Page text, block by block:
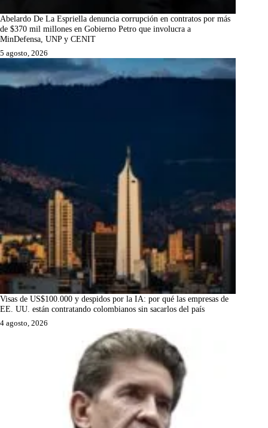
Abelardo De La Espriella denuncia corrupción en contratos por más
de $370 mil millones en Gobierno Petro que involucra a
MinDefensa, UNP y CENIT
5 agosto, 2026
Visas de US$100.000 y despidos por la IA: por qué las empresas de
EE. UU. están contratando colombianos sin sacarlos del país
4 agosto, 2026